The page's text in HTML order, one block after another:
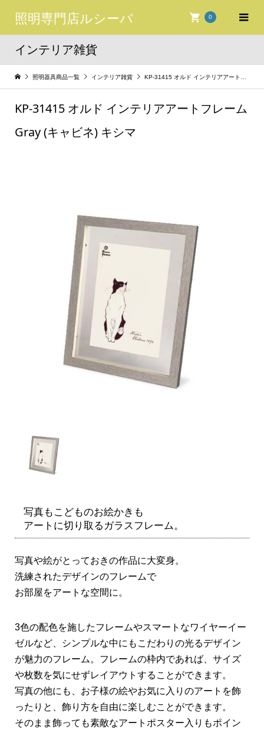
照明専門店ルシーバ 0
インテリア雑貨
照明器具商品一覧 インテリア雑貨 KP-31415 オルド インテリアアートフレーム Gray (キャビネ) キシマ
KP-31415 オルド インテリアアートフレーム
Gray (キャビネ) キシマ
写真もこどものお絵かきも
アートに切り取るガラスフレーム。
写真や絵がとっておきの作品に大変身。
洗練されたデザインのフレームで
お部屋をアートな空間に。
3色の配色を施したフレームやスマートなワイヤーイー
ゼルなど、シンプルな中にもこだわりの光るデザイン
が魅力のフレーム。フレームの枠内であれば、サイズ
や枚数を気にせずレイアウトすることができます。
写真の他にも、お子様の絵やお気に入りのアートを飾
ったりと、飾り方を自由に楽しむことができます。
そのまま飾っても素敵なアートポスター入りもポイン